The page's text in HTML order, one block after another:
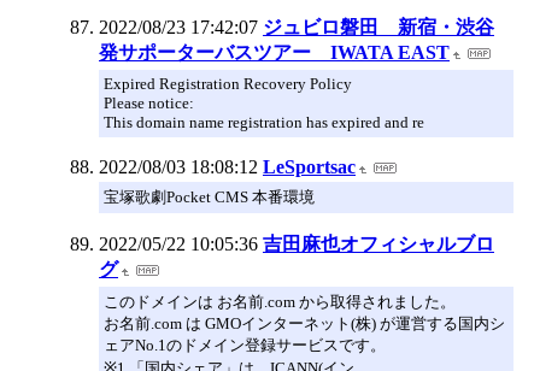
2022/08/23 17:42:07 ジュビロ磐田 新宿・渋谷
発サポーターバスツアー IWATA EAST
Expired Registration Recovery Policy
Please notice:
This domain name registration has expired and re
2022/08/03 18:08:12 LeSportsac
宝塚歌劇Pocket CMS 本番環境
2022/05/22 10:05:36 吉田麻也オフィシャルブロ
グ
このドメインは お名前.com から取得されました。
お名前.com は GMOインターネット(株) が運営する国内シ
ェアNo.1のドメイン登録サービスです。